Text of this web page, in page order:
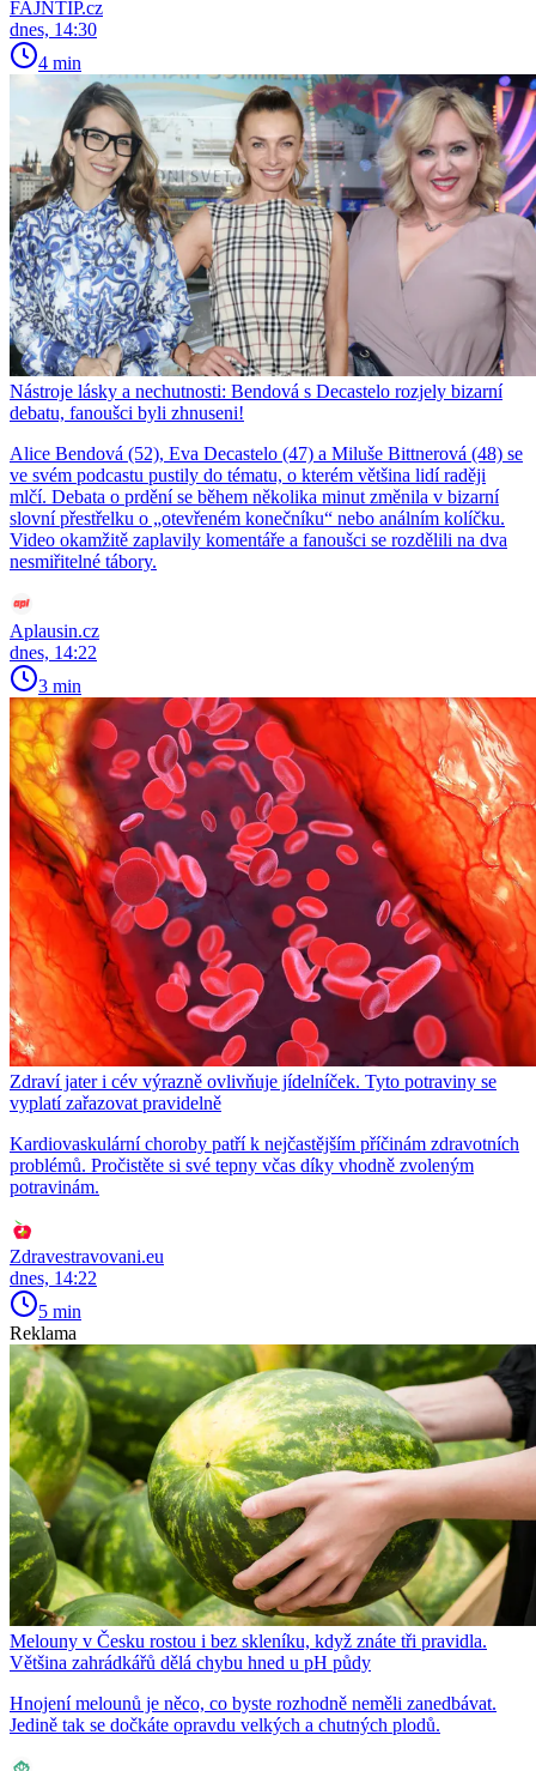
FAJNTIP.cz
dnes, 14:30
4 min
Nástroje lásky a nechutnosti: Bendová s Decastelo rozjely bizarní
debatu, fanoušci byli zhnuseni!
Alice Bendová (52), Eva Decastelo (47) a Miluše Bittnerová (48) se
ve svém podcastu pustily do tématu, o kterém většina lidí raději
mlčí. Debata o prdění se během několika minut změnila v bizarní
slovní přestřelku o „otevřeném konečníku“ nebo análním kolíčku.
Video okamžitě zaplavily komentáře a fanoušci se rozdělili na dva
nesmiřitelné tábory.
Aplausin.cz
dnes, 14:22
3 min
Zdraví jater i cév výrazně ovlivňuje jídelníček. Tyto potraviny se
vyplatí zařazovat pravidelně
Kardiovaskulární choroby patří k nejčastějším příčinám zdravotních
problémů. Pročistěte si své tepny včas díky vhodně zvoleným
potravinám.
Zdravestravovani.eu
dnes, 14:22
5 min
Reklama
Melouny v Česku rostou i bez skleníku, když znáte tři pravidla.
Většina zahrádkářů dělá chybu hned u pH půdy
Hnojení melounů je něco, co byste rozhodně neměli zanedbávat.
Jedině tak se dočkáte opravdu velkých a chutných plodů.